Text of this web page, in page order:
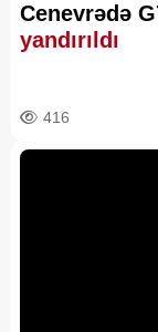
Cenevrədə
yandırıldı
416